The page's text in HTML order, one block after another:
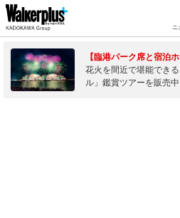
ニ
【臨港パーク席と宿泊
花火を間近で堪能でき
ル」鑑賞ツアーを販売中